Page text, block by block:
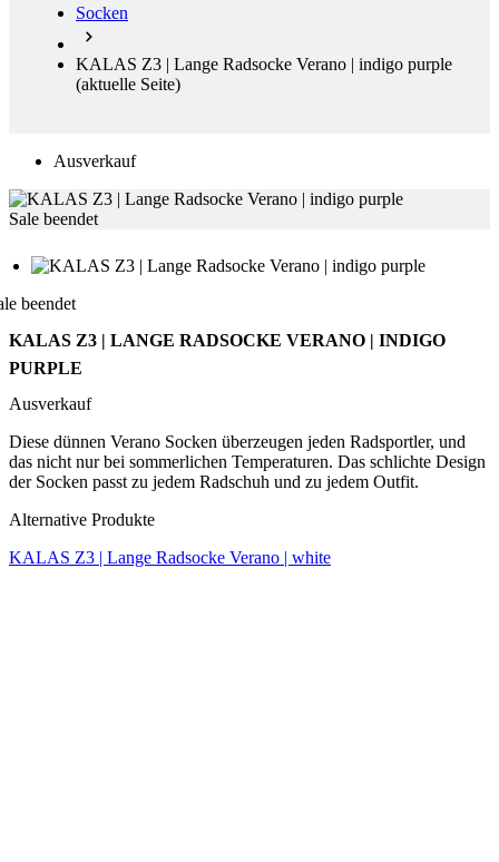
Ausverkauf
beendet
PURPLE
Ausverkauf
Diese dünnen Verano Socken überzeugen jeden Radsportler, und
das nicht nur bei sommerlichen Temperaturen. Das schlichte Design
KALAS Z3 | Lange Radsocke Verano | white